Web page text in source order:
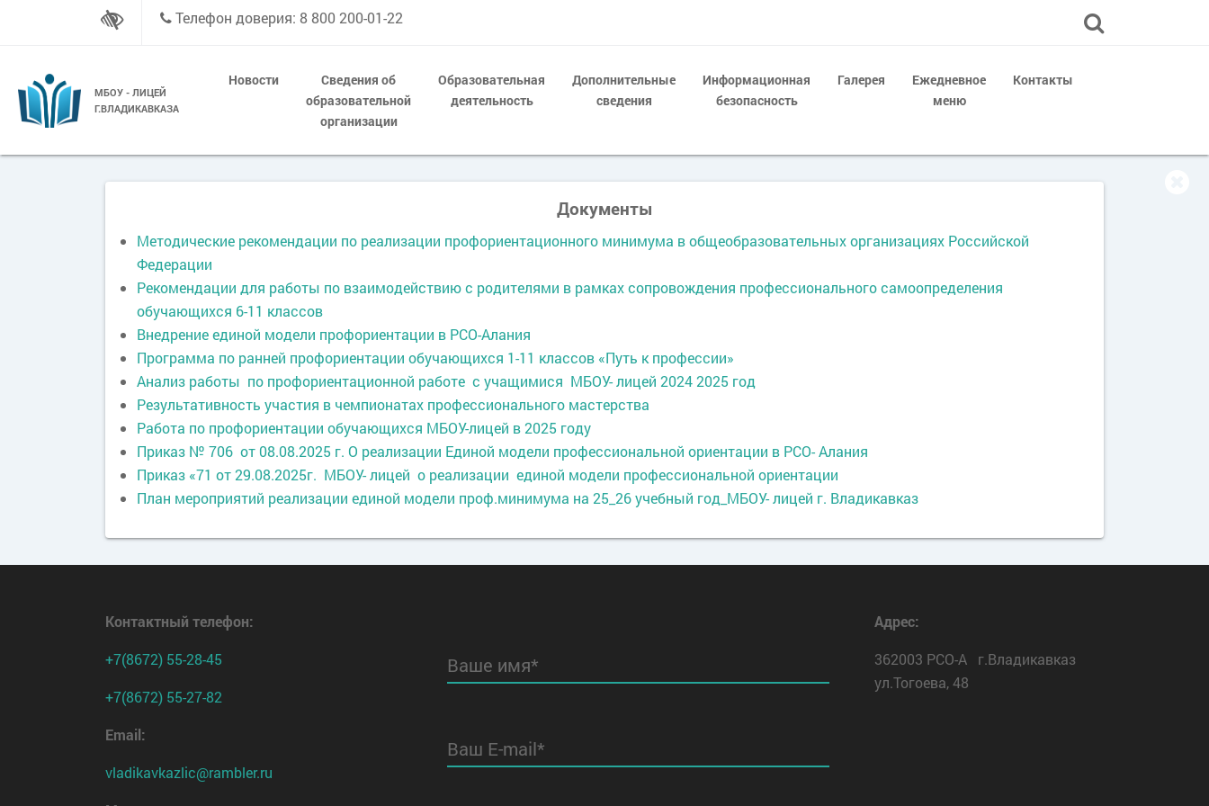
Телефон доверия: 8 800 200-01-22
МБОУ - ЛИЦЕЙ
Г.ВЛАДИКАВКАЗА
Новости
Сведения об
образовательной
организации
Образовательная
деятельность
Дополнительные
сведения
Информационная
безопасность
Галерея
Ежедневное
меню
Контакты
Документы
Методические рекомендации по реализации профориентационного минимума в общеобразовательных организациях Российской
Федерации
Рекомендации для работы по взаимодействию с родителями в рамках сопровождения профессионального самоопределения
обучающихся 6-11 классов
Внедрение единой модели профориентации в РСО-Алания
Программа по ранней профориентации обучающихся 1-11 классов «Путь к профессии»
Анализ работы по профориентационной работе с учащимися МБОУ- лицей 2024 2025 год
Результативность участия в чемпионатах профессионального мастерства
Работа по профориентации обучающихся МБОУ-лицей в 2025 году
Приказ № 706 от 08.08.2025 г. О реализации Единой модели профессиональной ориентации в РСО- Алания
Приказ «71 от 29.08.2025г. МБОУ- лицей о реализации единой модели профессиональной ориентации
План мероприятий реализации единой модели проф.минимума на 25_26 учебный год_МБОУ- лицей г. Владикавказ
Контактный телефон:
+7(8672) 55-28-45
+7(8672) 55-27-82
Email:
vladikavkazlic@rambler.ru
Ваше имя*
Ваш E-mail*
Адрес:
362003 РСО-А г.Владикавказ
ул.Тогоева, 48